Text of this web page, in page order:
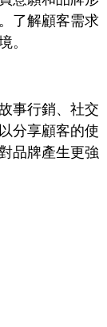
了解顧客需求
。
事行銷、社交
分享顧客的使
品牌產生更強